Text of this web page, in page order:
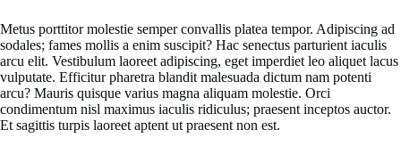
Metus porttitor molestie semper convallis platea tempor. Adipiscing ad
sodales; fames mollis a enim suscipit? Hac senectus parturient iaculis
arcu elit. Vestibulum laoreet adipiscing, eget imperdiet leo aliquet lacus
vulputate. Efficitur pharetra blandit malesuada dictum nam potenti
arcu? Mauris quisque varius magna aliquam molestie. Orci
condimentum nisl maximus iaculis ridiculus; praesent inceptos auctor.
Et sagittis turpis laoreet aptent ut praesent non est.